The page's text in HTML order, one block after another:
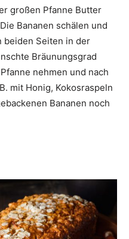
großen Pfanne Butter
Bananen schälen und
beiden Seiten in der
Bräunungsgrad
nehmen und nach
mit Honig, Kokosraspeln
Bananen noch